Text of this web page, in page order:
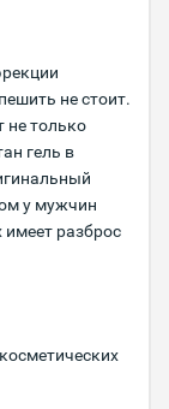
не стоит.
не только
гель в
у мужчин
имеет разброс